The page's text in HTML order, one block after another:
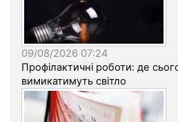
09/08/2026 07:24
Профілактичні роботи: де
вимикатимуть світло